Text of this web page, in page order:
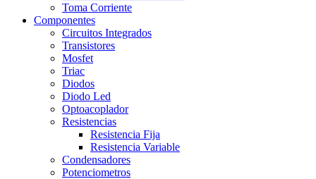
Toma Corriente
Componentes
Circuitos Integrados
Transistores
Mosfet
Triac
Diodos
Diodo Led
Optoacoplador
Resistencias
Resistencia Fija
Resistencia Variable
Condensadores
Potenciometros